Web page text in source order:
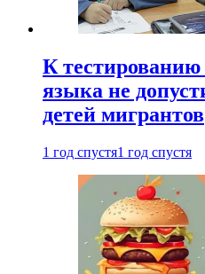
К тестированию
языка не
детей мигрантов
1 год спустя1 год спустя